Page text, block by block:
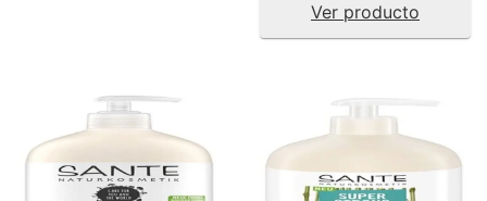
Ver producto